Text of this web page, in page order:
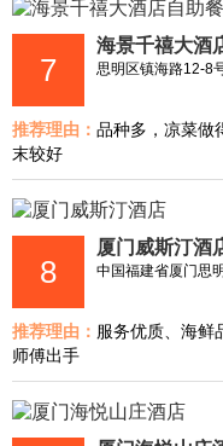
7
海景千禧大酒
思明区镇海路12-8
推荐理由： 品种多，凉菜做
末较好
8
厦门威斯汀酒
中国福建省厦门思
推荐理由： 服务优质、海鲜
师傅出手